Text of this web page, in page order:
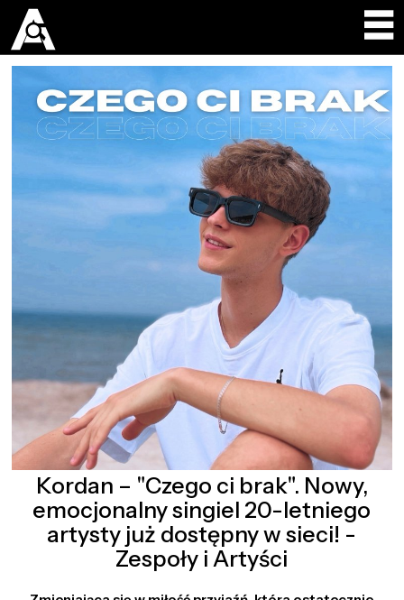
Kordan – "Czego ci brak". Nowy,
emocjonalny singiel 20-letniego
artysty już dostępny w sieci! -
Zespoły i Artyści